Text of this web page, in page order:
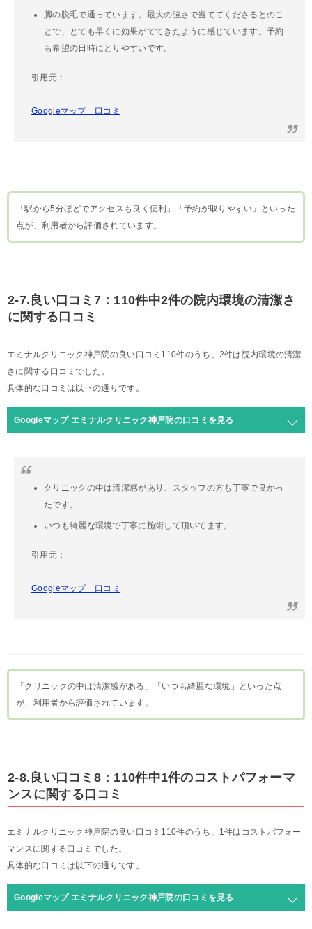
脚の脱毛で通っています。最大の強さで当ててくださるとのこ
とで、とても早くに効果がでてきたように感じています。予約
も希望の日時にとりやすいです。
引用元：
Googleマップ 口コミ
「駅から5分ほどでアクセスも良く便利」「予約が取りやすい」といった
点が、利用者から評価されています。
2-7.良い口コミ7：110件中2件の院内環境の清潔さ
に関する口コミ
エミナルクリニック神戸院の良い口コミ110件のうち、2件は院内環境の清潔
さに関する口コミでした。
具体的な口コミは以下の通りです。
Googleマップ エミナルクリニック神戸院の口コミを見る
クリニックの中は清潔感があり、スタッフの方も丁寧で良かっ
たです。
いつも綺麗な環境で丁寧に施術して頂いてます。
引用元：
Googleマップ 口コミ
「クリニックの中は清潔感がある」「いつも綺麗な環境」といった点
が、利用者から評価されています。
2-8.良い口コミ8：110件中1件のコストパフォーマ
ンスに関する口コミ
エミナルクリニック神戸院の良い口コミ110件のうち、1件はコストパフォー
マンスに関する口コミでした。
具体的な口コミは以下の通りです。
Googleマップ エミナルクリニック神戸院の口コミを見る